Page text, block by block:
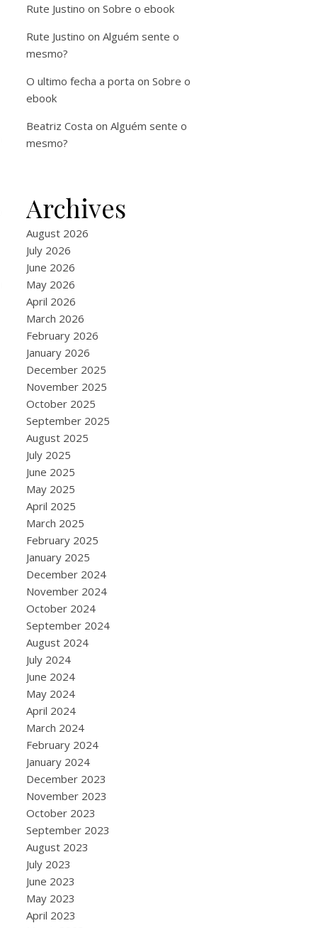
Rute Justino on Sobre o ebook
Rute Justino on Alguém sente o
mesmo?
O ultimo fecha a porta on Sobre o
ebook
Beatriz Costa on Alguém sente o
mesmo?
Archives
August 2026
July 2026
June 2026
May 2026
April 2026
March 2026
February 2026
January 2026
December 2025
November 2025
October 2025
September 2025
August 2025
July 2025
June 2025
May 2025
April 2025
March 2025
February 2025
January 2025
December 2024
November 2024
October 2024
September 2024
August 2024
July 2024
June 2024
May 2024
April 2024
March 2024
February 2024
January 2024
December 2023
November 2023
October 2023
September 2023
August 2023
July 2023
June 2023
May 2023
April 2023